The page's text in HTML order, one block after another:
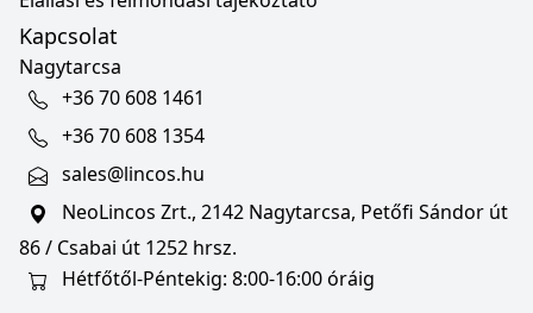
Kapcsolat
Nagytarcsa
+36 70 608 1461
+36 70 608 1354
sales@lincos.hu
NeoLincos Zrt., 2142 Nagytarcsa, Petőfi Sándor út
86 / Csabai út 1252 hrsz.
Hétfőtől-Péntekig: 8:00-16:00 óráig